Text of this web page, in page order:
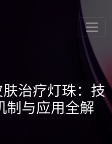
治疗灯珠：技
制与应用全解